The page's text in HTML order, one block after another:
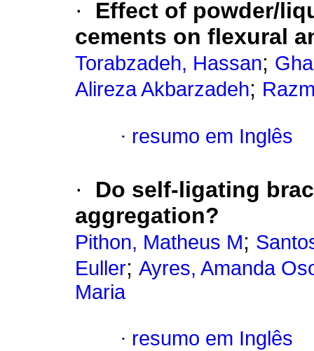
·
Effect of powder/
cements on flexural
Torabzadeh, Hassan;
Alireza Akbarzadeh;
· resumo em Inglês
·
Do self-ligating
aggregation?
Pithon, Matheus M;
Euller; Ayres, Amanda
Maria
· resumo em Inglês